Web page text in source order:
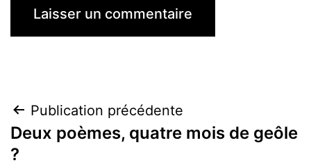
Navigation
de
Publication précédente
Deux poèmes, quatre mois de geôle
?